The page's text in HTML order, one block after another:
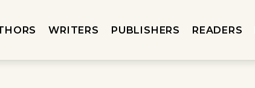
WRITERS PUBLISHERS READERS